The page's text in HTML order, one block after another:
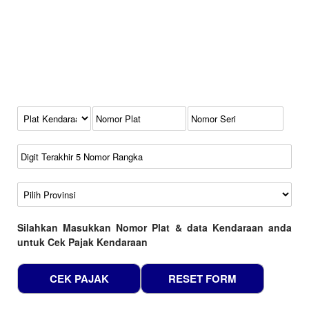
Kode Plat Kendaraan
No Plat
No Seri
No Rangka
Wilayah
Silahkan Masukkan Nomor Plat & data Kendaraan anda
untuk Cek Pajak Kendaraan